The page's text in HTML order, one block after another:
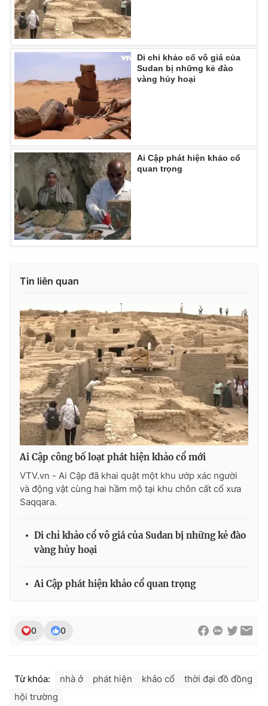
Ðiện thoại Thời báo VTV:024.66 897 897
Email:toasoan@vtv.vn
Liên hệ quảng cáo:024-7300.7108
® Cấm sao chép dưới mọi hình thức nếu không có sự chấp
thuận bằng văn bản. Ghi rõ nguồn VTV.vn khi phát hành lại
thông tin từ website này.
Di chỉ khảo cổ vô giá của
Sudan bị những kẻ đào
vàng hủy hoại
Ai Cập phát hiện khảo cổ
quan trọng
Tin liên quan
Ai Cập công bố loạt phát hiện khảo cổ mới
VTV.vn - Ai Cập đã khai quật một khu ướp xác người
và động vật cùng hai hầm mộ tại khu chôn cất cổ xưa
Saqqara.
Di chỉ khảo cổ vô giá của Sudan bị những kẻ đào
vàng hủy hoại
Ai Cập phát hiện khảo cổ quan trọng
0 0
Từ khóa: nhà ở phát hiện khảo cổ
thời đại đồ đồng
hội trường